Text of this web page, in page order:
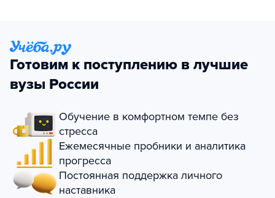
Готовим к поступлению в лучшие
вузы России
Обучение в комфортном темпе без
стресса
Ежемесячные пробники и аналитика
прогресса
Постоянная поддержка личного
наставника